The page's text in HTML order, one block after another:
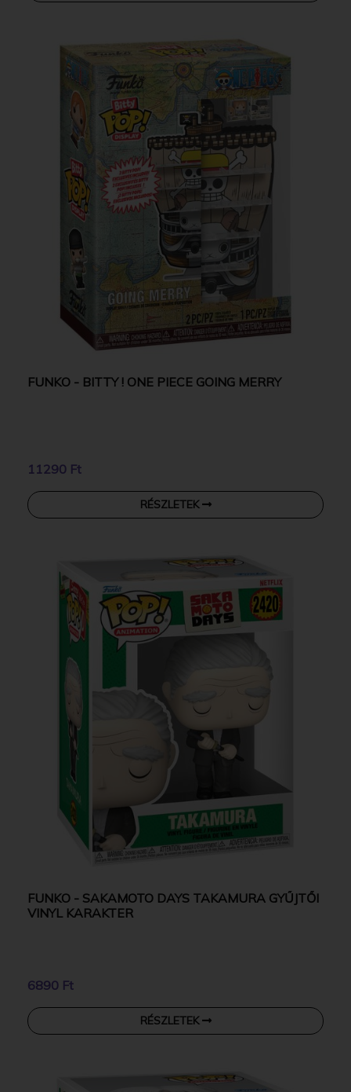
FUNKO - BITTY ! ONE PIECE GOING MERRY
11290 Ft
RÉSZLETEK
FUNKO - SAKAMOTO DAYS TAKAMURA GYŰJTŐI
VINYL KARAKTER
6890 Ft
RÉSZLETEK